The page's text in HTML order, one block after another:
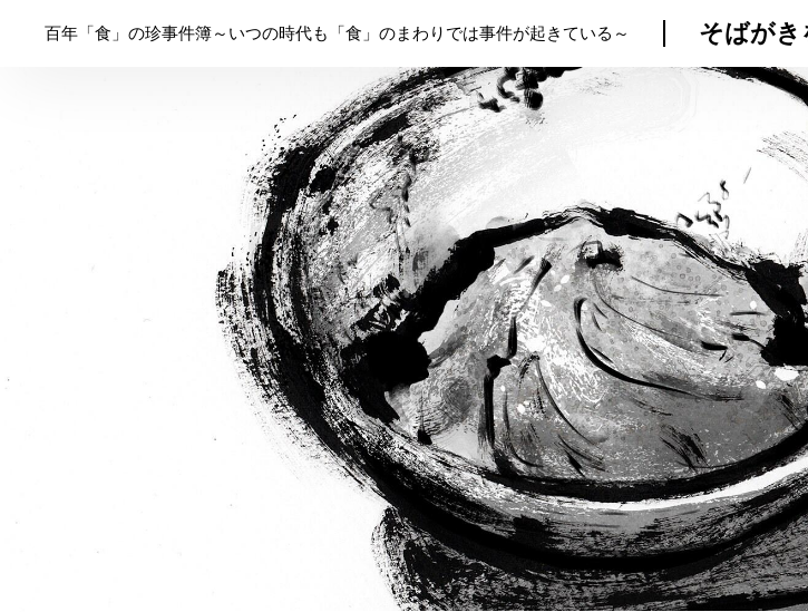
トップ プロが教えるレシピ 厳選
百年「食」の珍事件簿～いつの時代も「食」のまわりでは事件が起きている～ そばがき